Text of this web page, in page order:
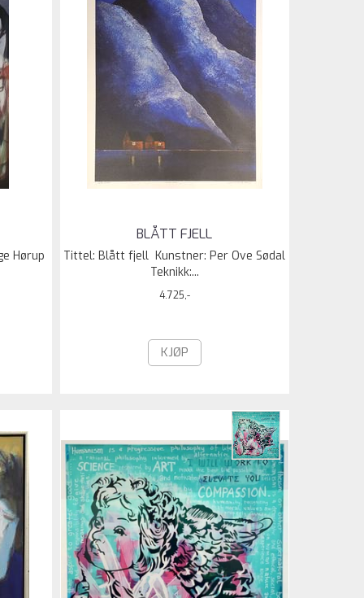
Hørup
BLÅTT FJELL
Tittel: Blått fjell Kunstner: Per Ove Sødal
Teknikk:...
4.725,-
KJØP